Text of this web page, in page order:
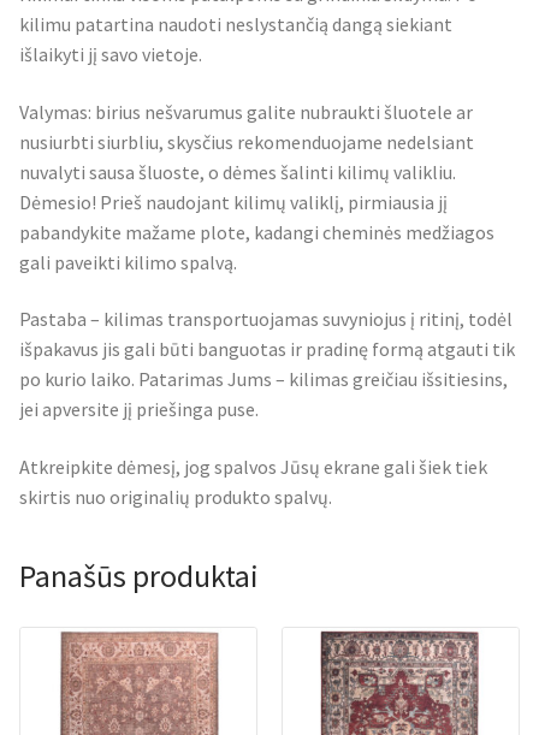
kilimu patartina naudoti neslystančią dangą siekiant
išlaikyti jį savo vietoje.
Valymas: birius nešvarumus galite nubraukti šluotele ar
nusiurbti siurbliu, skysčius rekomenduojame nedelsiant
nuvalyti sausa šluoste, o dėmes šalinti kilimų valikliu.
Dėmesio! Prieš naudojant kilimų valiklį, pirmiausia jį
pabandykite mažame plote, kadangi cheminės medžiagos
gali paveikti kilimo spalvą.
Pastaba – kilimas transportuojamas suvyniojus į ritinį, todėl
išpakavus jis gali būti banguotas ir pradinę formą atgauti tik
po kurio laiko. Patarimas Jums – kilimas greičiau išsitiesins,
jei apversite jį priešinga puse.
Atkreipkite dėmesį, jog spalvos Jūsų ekrane gali šiek tiek
skirtis nuo originalių produkto spalvų.
Panašūs produktai